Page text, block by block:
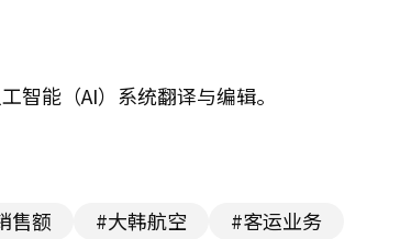
智能（AI）系统翻译与编辑。
售额 #大韩航空 #客运业务